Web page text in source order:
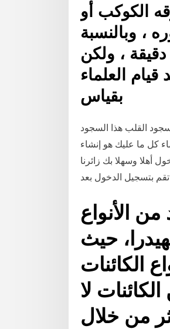
الكوكب أو
، وبالنسبة
لكوكب الأرض فإن اليوم يعادل 23 ساعة و56 دقيقة ، ولكن
العلماء
بقياس
القلب هذا السجود
كل ما عليك هو إنشاء
أهلا وسهلا بك زائرنا
من الأنواع
حيث
الكائنات
لا
من خلال